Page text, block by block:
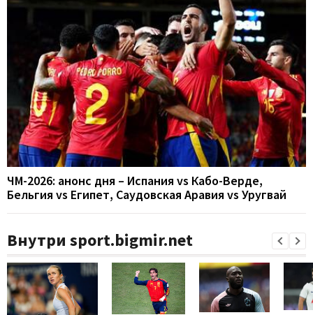
ЧМ-2026: анонс дня – Испания vs Кабо-Верде,
Бельгия vs Египет, Саудовская Аравия vs Уругвай
Внутри sport.bigmir.net